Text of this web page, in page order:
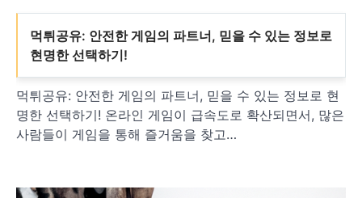
먹튀공유: 안전한 게임의 파트너, 믿을 수 있는 정보로
현명한 선택하기!
먹튀공유: 안전한 게임의 파트너, 믿을 수 있는 정보로 현
명한 선택하기! 온라인 게임이 급속도로 확산되면서, 많은
사람들이 게임을 통해 즐거움을 찾고…